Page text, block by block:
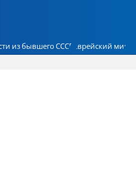
из бывшего СССР Еврейский мир